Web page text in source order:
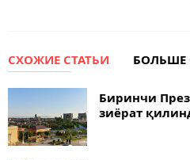
СХОЖИЕ СТАТЬИ БОЛЬШЕ
Биринчи
зиёрат